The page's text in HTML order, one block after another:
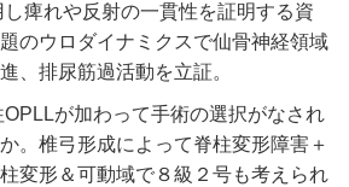
痺れや反射の一貫性を証明する資
のウロダイナミクスで仙骨神経領域
、排尿筋過活動を立証。
が加わって手術の選択がなされ
。椎弓形成によって脊柱変形障害＋
変形＆可動域で８級２号も考えられ